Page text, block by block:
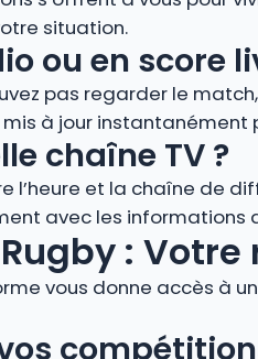
situation.
ou en score
pas regarder le
à jour instantanément
chaîne TV ?
l’heure et la chaîne de
avec les informations
:
vous donne accès à